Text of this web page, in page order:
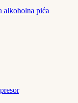
alkoholna pića